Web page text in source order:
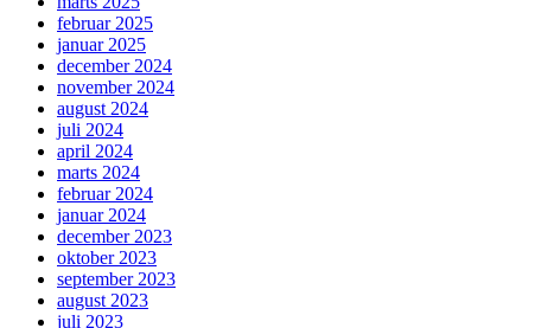
februar 2025
januar 2025
december 2024
november 2024
august 2024
juli 2024
april 2024
marts 2024
februar 2024
januar 2024
december 2023
oktober 2023
september 2023
august 2023
juli 2023